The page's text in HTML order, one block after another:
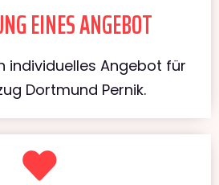
EINES ANGEBOT
individuelles Angebot für
Dortmund Pernik.